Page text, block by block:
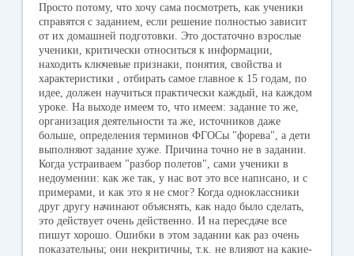
Просто потому, что хочу сама посмотреть, как ученики
справятся с заданием, если решение полностью зависит
от их домашней подготовки. Это достаточно взрослые
ученики, критически относиться к информации,
находить ключевые признаки, понятия, свойства и
характеристики , отбирать самое главное к 15 годам, по
идее, должен научиться практически каждый, на каждом
уроке. На выходе имеем то, что имеем: задание то же,
организация деятельности та же, источников даже
больше, определения терминов ФГОСы "форева", а дети
выполняют задание хуже. Причина точно не в задании.
Когда устраиваем "разбор полетов", сами ученики в
недоумении: как же так, у нас вот это все написано, и с
примерами, и как это я не смог? Когда одноклассники
друг другу начинают объяснять, как надо было сделать,
это действует очень действенно. И на пересдаче все
пишут хорошо. Ошибки в этом задании как раз очень
показательны; они некритичны, т.к. не влияют на какие-